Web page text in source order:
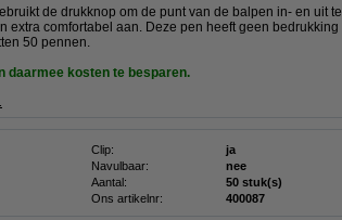
de drukknop om de punt van de balpen in- en uit te
comfortabel aan. Deze pen heeft geen bedrukking
50 pennen.
daarmee kosten te besparen.
Clip:
ja
Navulbaar:
nee
Aantal:
50 stuk(s)
Ons artikelnr: 400087